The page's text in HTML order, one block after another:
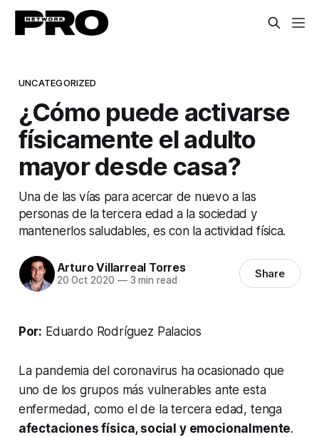
UNCATEGORIZED
¿Cómo puede activarse
físicamente el adulto
mayor desde casa?
Una de las vías para acercar de nuevo a las
personas de la tercera edad a la sociedad y
mantenerlos saludables, es con la actividad física.
Arturo Villarreal Torres
20 Oct 2020 —3 min read Share
Por: Eduardo Rodríguez Palacios
La pandemia del coronavirus ha ocasionado que
uno de los grupos más vulnerables ante esta
enfermedad, como el de la tercera edad, tenga
afectaciones física, social y emocionalmente.